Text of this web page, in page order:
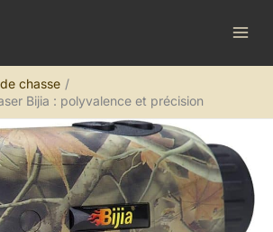
chasse
Bijia : polyvalence et précision